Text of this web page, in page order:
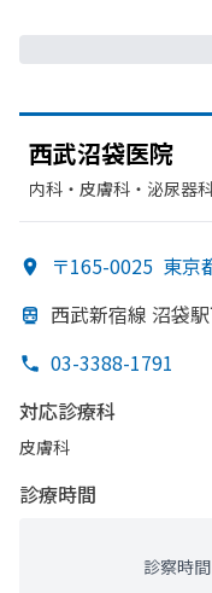
西武沼袋医院
内科・​皮膚科・​泌尿器
〒165-0025 東京
西武新宿線 沼袋
03-3388-1791
対応診療科
皮膚科
診療時間
診察時